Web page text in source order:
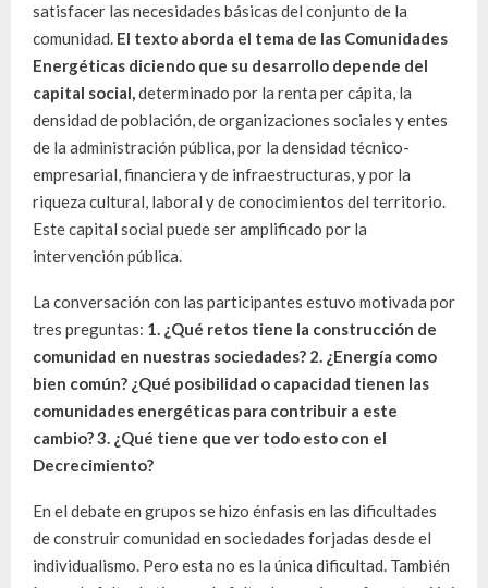
satisfacer las necesidades básicas del conjunto de la
comunidad. El texto aborda el tema de las Comunidades
Energéticas diciendo que su desarrollo depende del
capital social,determinado por la renta per cápita, la
densidad de población, de organizaciones sociales y entes
de la administración pública, por la densidad técnico-
empresarial, financiera y de infraestructuras, y por la
riqueza cultural, laboral y de conocimientos del territorio.
Este capital social puede ser amplificado por la
intervención pública.
La conversación con las participantes estuvo motivada por
tres preguntas: 1. ¿Qué retos tiene la construcción de
comunidad en nuestras sociedades? 2. ¿Energía como
bien común? ¿Qué posibilidad o capacidad tienen las
comunidades energéticas para contribuir a este
cambio? 3. ¿Qué tiene que ver todo esto con el
Decrecimiento?
En el debate en grupos se hizo énfasis en las dificultades
de construir comunidad en sociedades forjadas desde el
individualismo. Pero esta no es la única dificultad. También